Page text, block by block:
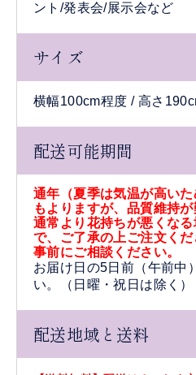
ント/発表会/展示会など
サイズ
横幅100cm程度 / 高さ
配送可能期間
通年（夏季は気温が高い
もよりますが、品質維持が
通常より花持ちが悪くな
で、ご了承の上ご注文く
事前にご相談ください。
お届け日の5日前（午前中
い。（日曜・祝日は除く）
配送地域と送料